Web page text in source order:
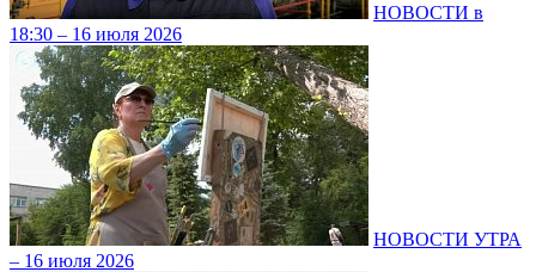
НОВОСТИ в
18:30 – 16 июля 2026
НОВОСТИ УТРА
– 16 июля 2026